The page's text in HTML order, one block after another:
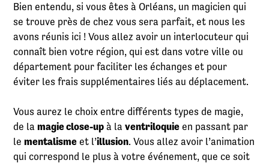
Bien entendu, si vous êtes à Orléans, un magicien qui
se trouve près de chez vous sera parfait, et nous les
avons réunis ici ! Vous allez avoir un interlocuteur qui
connaît bien votre région, qui est dans votre ville ou
département pour faciliter les échanges et pour
éviter les frais supplémentaires liés au déplacement.
Vous aurez le choix entre différents types de magie,
de lamagie close-up à laventriloquie en passant par
lementalisme et l’illusion. Vous allez avoir l’animation
qui correspond le plus à votre événement, que ce soit